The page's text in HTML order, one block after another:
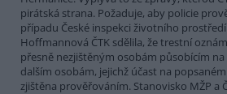
pirátská strana. Požaduje, aby policie
případu České inspekci životního prostředí
Hoffmannová ČTK sdělila, že trestní
přesně nezjištěným osobám působícím na
dalším osobám, jejichž účast na
zjištěna prověřováním. Stanovisko MŽP a